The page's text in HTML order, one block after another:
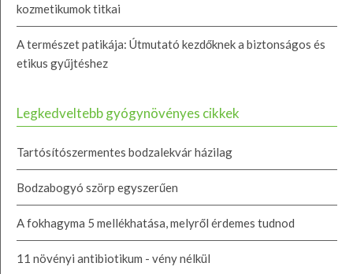
kozmetikumok titkai
A természet patikája: Útmutató kezdőknek a biztonságos és
etikus gyűjtéshez
Legkedveltebb gyógynövényes cikkek
Tartósítószermentes bodzalekvár házilag
Bodzabogyó szörp egyszerűen
A fokhagyma 5 mellékhatása, melyről érdemes tudnod
11 növényi antibiotikum - vény nélkül